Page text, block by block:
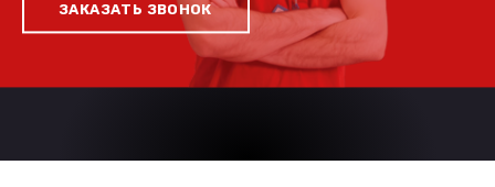
ЗАКАЗАТЬ ЗВОНОК